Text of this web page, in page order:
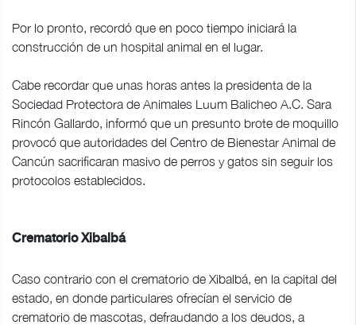
Por lo pronto, recordó que en poco tiempo iniciará la
construcción de un hospital animal en el lugar.
Cabe recordar que unas horas antes la presidenta de la
Sociedad Protectora de Animales Luum Balicheo A.C. Sara
Rincón Gallardo, informó que un presunto brote de moquillo
provocó que autoridades del Centro de Bienestar Animal de
Cancún sacrificaran masivo de perros y gatos sin seguir los
protocolos establecidos.
Crematorio Xibalbá
Caso contrario con el crematorio de Xibalbá, en la capital del
estado, en donde particulares ofrecían el servicio de
crematorio de mascotas, defraudando a los deudos, a